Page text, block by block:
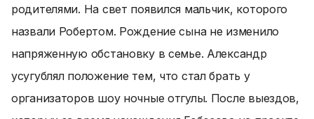
родителями. На свет появился мальчик, которого
назвали Робертом. Рождение сына не изменило
напряженную обстановку в семье. Александр
усугублял положение тем, что стал брать у
организаторов шоу ночные отгулы. После выездов,